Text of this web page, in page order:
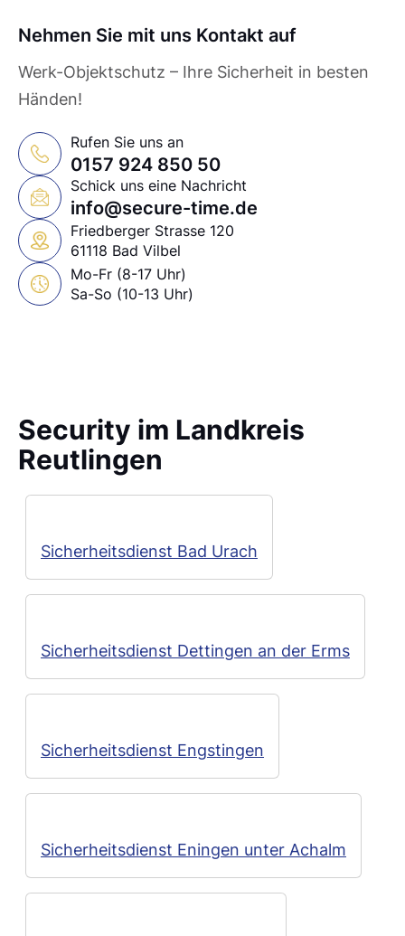
Nehmen Sie mit uns Kontakt auf
Werk-Objektschutz – Ihre Sicherheit in besten
Händen!
Rufen Sie uns an
0157 924 850 50
Schick uns eine Nachricht
info@secure-time.de
Friedberger Strasse 120
61118 Bad Vilbel
Mo-Fr (8-17 Uhr)
Sa-So (10-13 Uhr)
Security im Landkreis
Reutlingen
Sicherheitsdienst Bad Urach
Sicherheitsdienst Dettingen an der Erms
Sicherheitsdienst Engstingen
Sicherheitsdienst Eningen unter Achalm